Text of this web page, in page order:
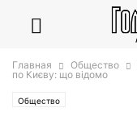
Главная Общество
по Києву: що відомо
Общество